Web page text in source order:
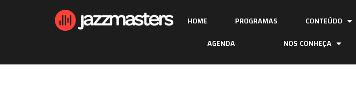
HOME PROGRAMAS CONTEÚDO
AGENDA
NOS CONHEÇA